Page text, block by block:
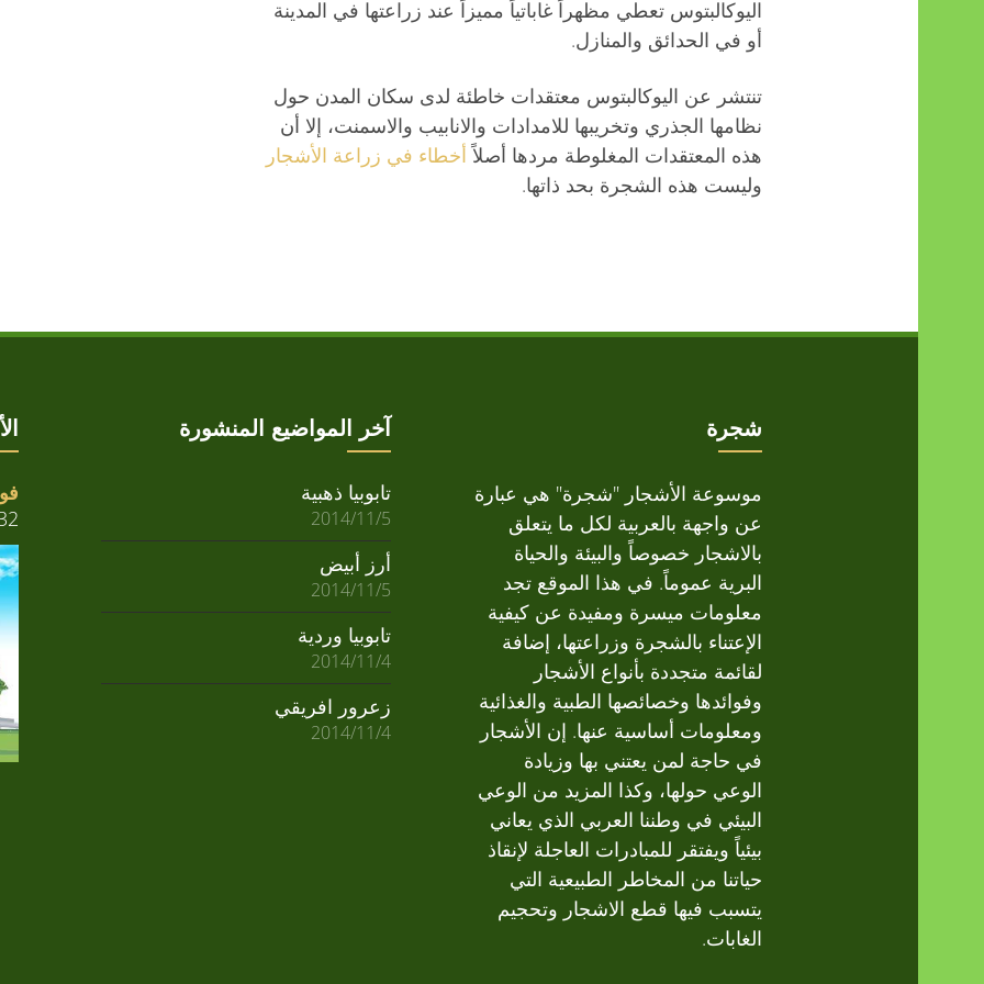
اليوكالبتوس تعطي مظهراً غاباتياً مميزاً عند زراعتها في المدينة
أو في الحدائق والمنازل.
تنتشر عن اليوكالبتوس معتقدات خاطئة لدى سكان المدن حول
نظامها الجذري وتخريبها للامدادات والانابيب والاسمنت، إلا أن
هذه المعتقدات المغلوطة مردها أصلاً أخطاء في زراعة الأشجار
وليست هذه الشجرة بحد ذاتها.
شجرة
موسوعة الأشجار "شجرة" هي عبارة
عن واجهة بالعربية لكل ما يتعلق
بالاشجار خصوصاً والبيئة والحياة
البرية عموماً. في هذا الموقع تجد
معلومات ميسرة ومفيدة عن كيفية
الإعتناء بالشجرة وزراعتها، إضافة
لقائمة متجددة بأنواع الأشجار
وفوائدها وخصائصها الطبية والغذائية
ومعلومات أساسية عنها. إن الأشجار
في حاجة لمن يعتني بها وزيادة
الوعي حولها، وكذا المزيد من الوعي
البيئي في وطننا العربي الذي يعاني
بيئياً ويفتقر للمبادرات العاجلة لإنقاذ
حياتنا من المخاطر الطبيعية التي
يتسبب فيها قطع الاشجار وتحجيم
الغابات.
آخر المواضيع المنشورة
تابوبيا ذهبية
2014/11/5
أرز أبيض
2014/11/5
تابوبيا وردية
2014/11/4
زعرور افريقي
2014/11/4